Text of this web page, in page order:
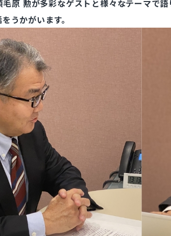
原 勲が多彩なゲストと様々なテーマで
うかがいます。